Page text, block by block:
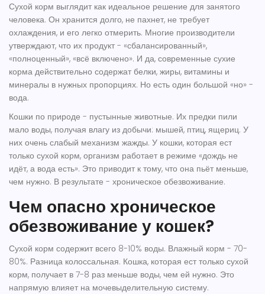
Сухой корм выглядит как идеальное решение для занятого
человека. Он хранится долго, не пахнет, не требует
охлаждения, и его легко отмерить. Многие производители
утверждают, что их продукт - «сбалансированный»,
«полноценный», «всё включено». И да, современные сухие
корма действительно содержат белки, жиры, витамины и
минералы в нужных пропорциях. Но есть один большой «но» -
вода.
Кошки по природе - пустынные животные. Их предки пили
мало воды, получая влагу из добычи: мышей, птиц, ящериц. У
них очень слабый механизм жажды. У кошки, которая ест
только сухой корм, организм работает в режиме «дождь не
идёт, а вода есть». Это приводит к тому, что она пьёт меньше,
чем нужно. В результате - хроническое обезвоживание.
Чем опасно хроническое
обезвоживание у кошек?
Сухой корм содержит всего 8-10% воды. Влажный корм - 70-
80%. Разница колоссальная. Кошка, которая ест только сухой
корм, получает в 7-8 раз меньше воды, чем ей нужно. Это
напрямую влияет на мочевыделительную систему.